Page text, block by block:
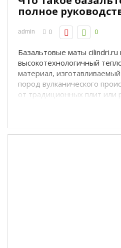
полное
admin 0 0
Базальтовые маты
высокотехнологичный
материал,
пород вулканического
от традиционных плит или
способностью плотно